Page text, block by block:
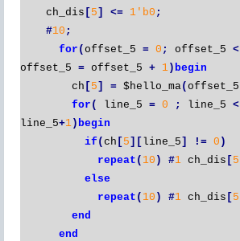
ch_dis [ 5 ] <= 1'b0 ;
#10 ;
for ( offset_5 = 0 ; offset_5 <
offset_5 = offset_5 + 1) begin
ch [ 5 ] = $hello_ma( offset_5
for ( line_5 = 0 ; line_5 <
line_5+1) begin
if ( ch [ 5 ][ line_5 ] != 0 )
repeat ( 10 ) #1 ch_dis [ 5
else
repeat ( 10 ) #1 ch_dis [ 5
end
end